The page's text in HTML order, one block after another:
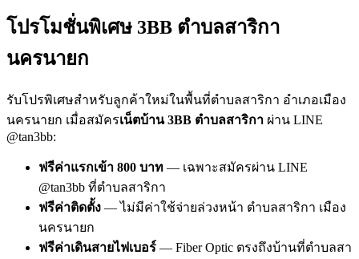
โปรโมชั่นพิเศษ 3BB ตำบลสาริกา
นครนายก
รับโปรพิเศษสำหรับลูกค้าใหม่ในพื้นที่ตำบลสาริกา อำเภอเมือง
นครนายก เมื่อสมัครเน็ตบ้าน 3BB ตำบลสาริกา ผ่าน LINE
@tan3bb:
ฟรีค่าแรกเข้า 800 บาท — เฉพาะสมัครผ่าน LINE
@tan3bb ที่ตำบลสาริกา
ฟรีค่าติดตั้ง — ไม่มีค่าใช้จ่ายล่วงหน้า ตำบลสาริกา เมือง
นครนายก
ฟรีค่าเดินสายไฟเบอร์ — Fiber Optic ตรงถึงบ้านที่ตำบลสา